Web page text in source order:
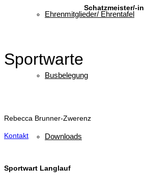
Ehrenmitglieder/ Ehrentafel
Busbelegung
Downloads
Schatzmeister/-in
Sportwarte
Rebecca Brunner-Zwerenz
Kontakt
Sportwart Langlauf